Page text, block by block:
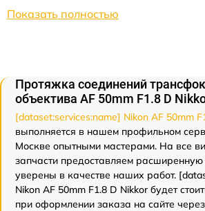
Показать полностью
Протяжка соединений
объектива AF 50mm F1.8 D
[dataset:services:name] Nikon AF 50mm
выполняется в нашем профильном
Москве опытными мастерами. На все
запчасти предоставляем
уверены в качестве наших работ.
Nikon AF 50mm F1.8 D Nikkor будет
при оформлении заказа на сайте